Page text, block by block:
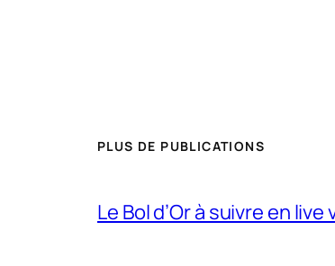
PLUS DE PUBLICATIONS
Le Bol d’Or à suivre en live